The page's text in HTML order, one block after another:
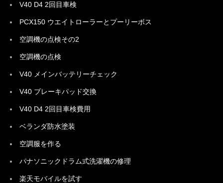
V40 D4 2回目車検
PCX150 ウエイトローラーとプーリーボス
空調機の点検その2
空調機の点検
V40 メインバッテリーチェック
V40 ブレーキパッド交換
V40 D4 2回目車検費用
ベランダ防水塗装
空調服を作る
パナソニックドラム式洗濯機の修理
楽天モバイルを試す